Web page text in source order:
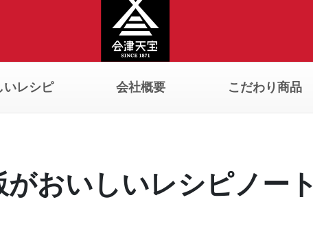
いレシピ 会社概要 こだわり商品
がおいしいレシピノート